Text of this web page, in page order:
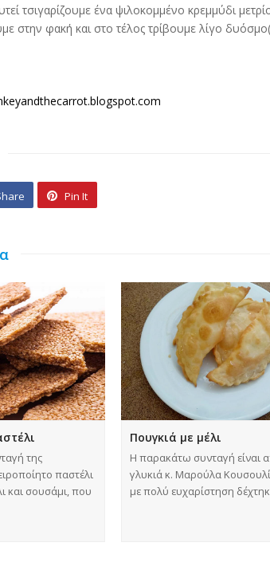
τσιγαρίζουμε ένα ψιλοκομμένο κρεμμύδι
στην φακή και στο τέλος τρίβουμε λίγο
Pin It
της
παστέλι
και σουσάμι, που
Πουγκιά με μέλι
Η παρακάτω συνταγή είναι
γλυκιά κ. Μαρούλα
με πολύ ευχαρίστηση